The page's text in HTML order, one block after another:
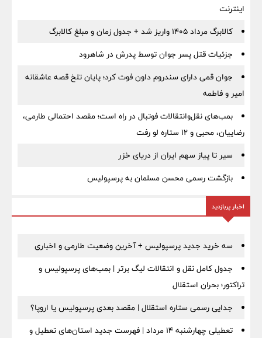
اینترنت
کالابرگ مرداد ۱۴۰۵ واریز شد + جدول زمان و مبلغ کالابرگ
جزئیات قتل پسر جوان توسط پدرش در شاهرود
جوان قمی دارای سندروم داون فوت کرد؛ پایان تلخ قصه عاشقانه
امیر و فاطمه
بمب‌های نقل‌وانتقالات فوتبال در راه است؛ مقصد احتمالی طارمی،
رضاییان، محبی و ۱۲ ستاره لو رفت
سیر تا پیاز سهم ایران از دریای خزر
بازگشت رسمی محسن مسلمان به پرسپولیس
اخبار پربازدید
سه خرید جدید پرسپولیس + آخرین وضعیت طارمی و اخباری
جدول کامل نقل و انتقالات لیگ برتر | بمب‌های پرسپولیس و
تراکتور؛ بحران استقلال
جدایی رسمی ستاره استقلال | مقصد بعدی پرسپولیس یا اروپا؟
تعطیلی چهارشنبه ۱۴ مرداد | فهرست جدید استان‌های تعطیل و